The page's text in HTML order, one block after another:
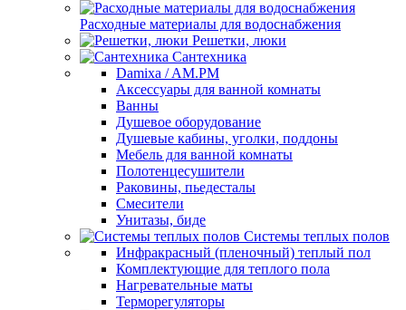
Расходные материалы для водоснабжения
Решетки, люки
Сантехника
Damixa / AM.PM
Аксессуары для ванной комнаты
Ванны
Душевое оборудование
Душевые кабины, уголки, поддоны
Мебель для ванной комнаты
Полотенцесушители
Раковины, пьедесталы
Смесители
Унитазы, биде
Системы теплых полов
Инфракрасный (пленочный) теплый пол
Комплектующие для теплого пола
Нагревательные маты
Терморегуляторы